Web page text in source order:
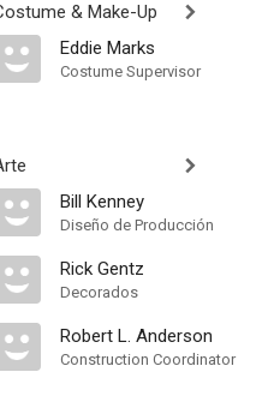
& Make-Up
Eddie Marks
Costume Supervisor
Bill Kenney
Diseño de Producción
Rick Gentz
Decorados
Robert L. Anderson
Construction Coordinator